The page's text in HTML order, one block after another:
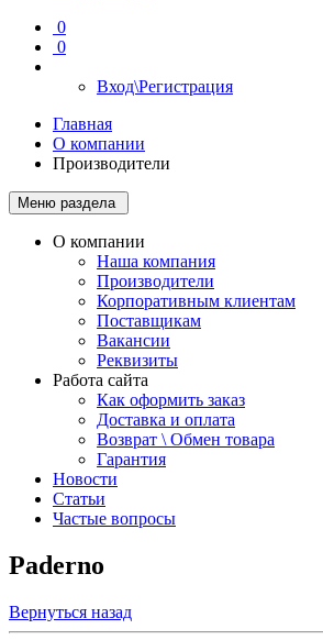
0
0
Вход\Регистрация
Главная
О компании
Производители
Меню раздела
О компании
Наша компания
Производители
Корпоративным клиентам
Поставщикам
Вакансии
Реквизиты
Работа сайта
Как оформить заказ
Доставка и оплата
Возврат \ Обмен товара
Гарантия
Новости
Статьи
Частые вопросы
Paderno
Вернуться назад